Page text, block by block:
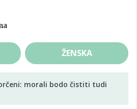
ŽENSKA
morali bodo čistiti tudi